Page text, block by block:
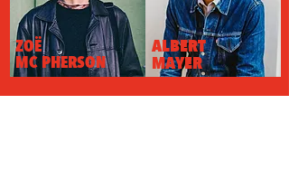
ZOË
MC PHERSON
ALBERT
MAYER